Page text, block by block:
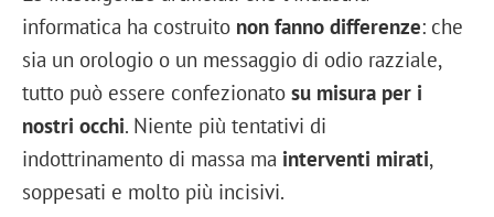
informatica ha costruito non fanno differenze: che
sia un orologio o un messaggio di odio razziale,
tutto può essere confezionato su misura per i
nostri occhi. Niente più tentativi di
indottrinamento di massa ma interventi mirati,
soppesati e molto più incisivi.